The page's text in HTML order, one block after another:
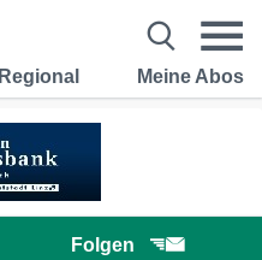
Regional Meine Abos
Folgen